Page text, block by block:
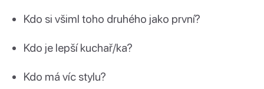
Kdo si všiml toho druhého jako první?
Kdo je lepší kuchař/ka?
Kdo má víc stylu?